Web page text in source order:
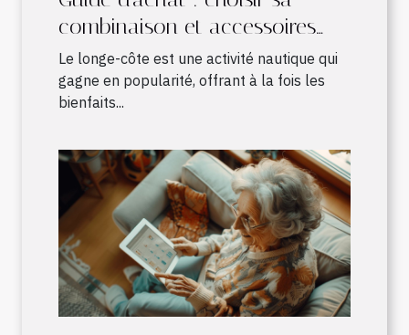
combinaison et accessoires
pour le longe-côte
Le longe-côte est une activité nautique qui
gagne en popularité, offrant à la fois les
bienfaits...